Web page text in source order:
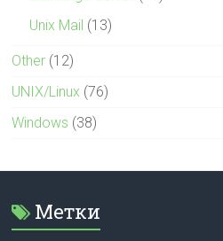
Unix Mail (13)
Other (12)
UNIX/Linux (76)
Windows (38)
Метки